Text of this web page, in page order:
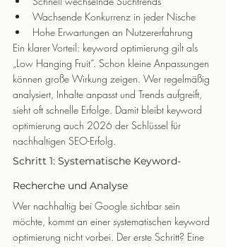
Wachsende Konkurrenz in jeder Nische
Hohe Erwartungen an Nutzererfahrung
Ein klarer Vorteil: keyword optimierung gilt als
„Low Hanging Fruit“. Schon kleine Anpassungen
können große Wirkung zeigen. Wer regelmäßig
analysiert, Inhalte anpasst und Trends aufgreift,
sieht oft schnelle Erfolge. Damit bleibt keyword
optimierung auch 2026 der Schlüssel für
nachhaltigen SEO-Erfolg.
Schritt 1: Systematische Keyword-
Recherche und Analyse
Wer nachhaltig bei Google sichtbar sein
möchte, kommt an einer systematischen keyword
optimierung nicht vorbei. Der erste Schritt? Eine